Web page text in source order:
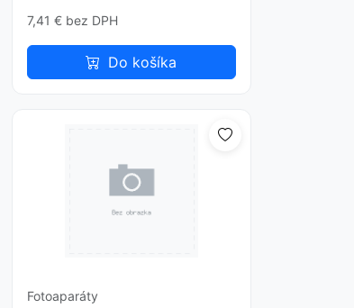
7,41 € bez DPH
Do košíka
Fotoaparáty